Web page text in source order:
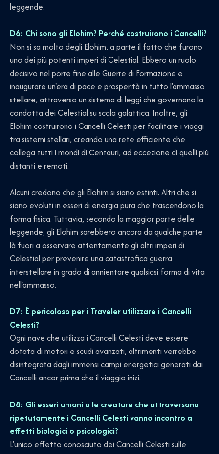
leggende.
D6: Chi sono gli Elohim? Perché costruirono i Cancelli?
Non si sa molto degli Elohim, a parte il fatto che furono
uno dei più potenti imperi di Celestial. Ebbero un ruolo
decisivo nel porre fine alle Guerre di Formazione e
inaugurare un'era di pace e prosperità in tutto l'ammasso
stellare, attraverso un sistema di leggi che governano la
condotta dei Celestial su scala galattica. Inoltre, gli
Elohim costruirono i Cancelli Celesti per facilitare i viaggi
tra sistemi stellari, creando una rete efficiente che
collega tutti i mondi di Centauri, ad eccezione di quelli più
distanti e remoti.
Alcuni credono che gli Elohim si siano estinti. Altri che si
siano evoluti in esseri di energia pura che trascendono la
forma fisica. Tuttavia, secondo la maggior parte delle
leggende, gli Elohim sarebbero ancora da qualche parte
là fuori a osservare attentamente gli altri imperi di
Celestial per prevenire una catastrofica guerra
interstellare in grado di annientare qualsiasi forma di vita
nell'ammasso.
D7: È pericoloso per i Traveler utilizzare i Cancelli
Celesti?
Ogni nave che utilizza i Cancelli Celesti deve essere
dotata di motori e scudi avanzati, altrimenti verrebbe
disintegrata dagli immensi campi energetici generati dai
Cancelli ancor prima che il viaggio inizi.
D8: Gli esseri umani o le creature che attraversano
ripetutamente i Cancelli Celesti vanno incontro a
effetti biologici o psicologici?
L'unico effetto conosciuto dei Cancelli Celesti sulle